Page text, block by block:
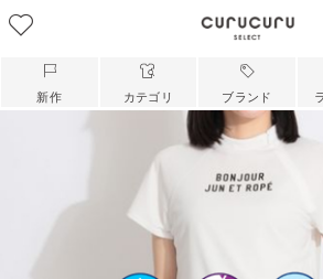
新作 カテゴリ ブランド